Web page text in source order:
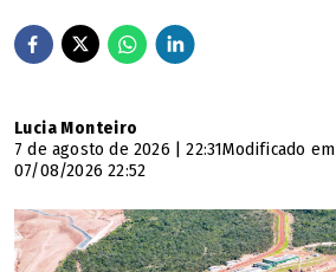
Lucia Monteiro
7 de agosto de 2026 | 22:31Modificado em
07/08/2026 22:52